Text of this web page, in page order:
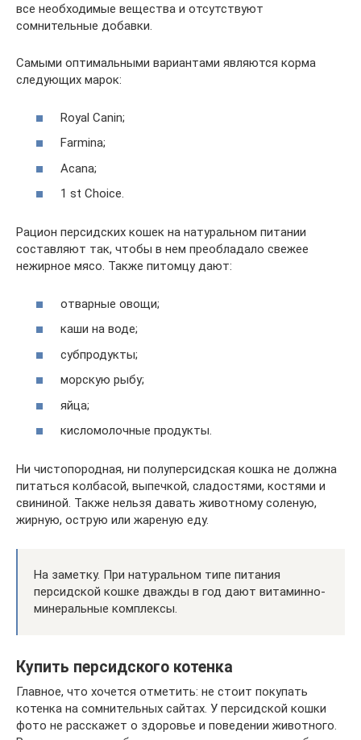
все необходимые вещества и отсутствуют
сомнительные добавки.
Самыми оптимальными вариантами являются корма
следующих марок:
Royal Canin;
Farmina;
Acana;
1 st Choice.
Рацион персидских кошек на натуральном питании
составляют так, чтобы в нем преобладало свежее
нежирное мясо. Также питомцу дают:
отварные овощи;
каши на воде;
субпродукты;
морскую рыбу;
яйца;
кисломолочные продукты.
Ни чистопородная, ни полуперсидская кошка не должна
питаться колбасой, выпечкой, сладостями, костями и
свининой. Также нельзя давать животному соленую,
жирную, острую или жареную еду.
На заметку. При натуральном типе питания
персидской кошке дважды в год дают витаминно-
минеральные комплексы.
Купить персидского котенка
Главное, что хочется отметить: не стоит покупать
котенка на сомнительных сайтах. У персидской кошки
фото не расскажет о здоровье и поведении животного.